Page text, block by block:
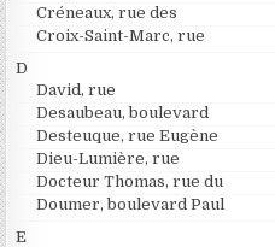
Créneaux, rue des
Croix-Saint-Marc, rue
D
David, rue
Desaubeau, boulevard
Desteuque, rue Eugène
Dieu-Lumière, rue
Docteur Thomas, rue du
Doumer, boulevard Paul
E